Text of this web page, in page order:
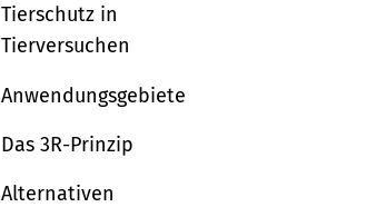
Tierschutz in
Tierversuchen
Anwendungsgebiete
Das 3R-Prinzip
Alternativen